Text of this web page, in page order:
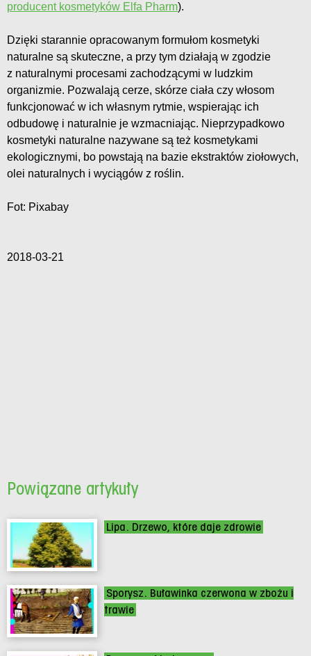
producent kosmetyków Elfa Pharm).
Dzięki starannie opracowanym formułom kosmetyki
naturalne są skuteczne, a przy tym działają w zgodzie
z naturalnymi procesami zachodzącymi w ludzkim
organizmie. Pozwalają cerze, skórze ciała czy włosom
funkcjonować w ich własnym rytmie, wspierając ich
odbudowę i naturalnie je wzmacniając. Nieprzypadkowo
kosmetyki naturalne nazywane są też kosmetykami
ekologicznymi, bo powstają na bazie ekstraktów ziołowych,
olei naturalnych i wyciągów z roślin.
Fot: Pixabay
2018-03-21
Powiązane artykuły
Lipa. Drzewo, które daje zdrowie
Sporysz. Buławinka czerwona w zbożu i
trawie